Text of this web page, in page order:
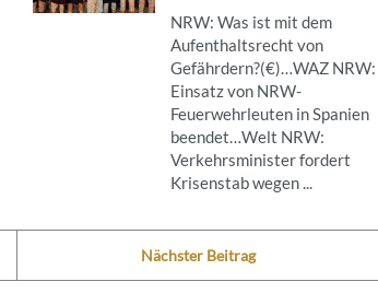
NRW: Was ist mit dem
Aufenthaltsrecht von
Gefährdern?(€)…WAZ NRW:
Einsatz von NRW-
Feuerwehrleuten in Spanien
beendet…Welt NRW:
Verkehrsminister fordert
Krisenstab wegen ...
Nächster Beitrag